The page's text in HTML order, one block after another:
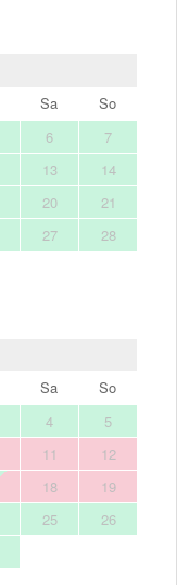
Sa
So
6
7
13
14
20
21
27
28
Sa
So
4
5
11
12
18
19
25
26